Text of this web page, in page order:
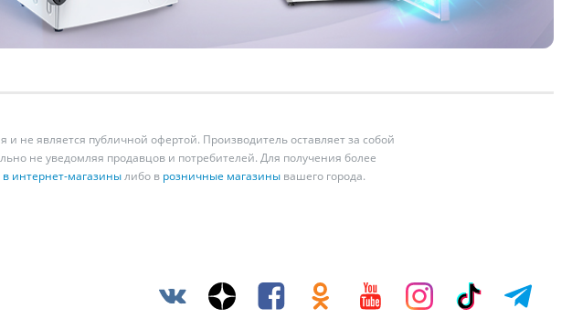
является публичной офертой. Производитель оставляет за собой
не уведомляя продавцов и потребителей. Для получения более
в интернет-магазинылибо в розничные магазинывашего города.